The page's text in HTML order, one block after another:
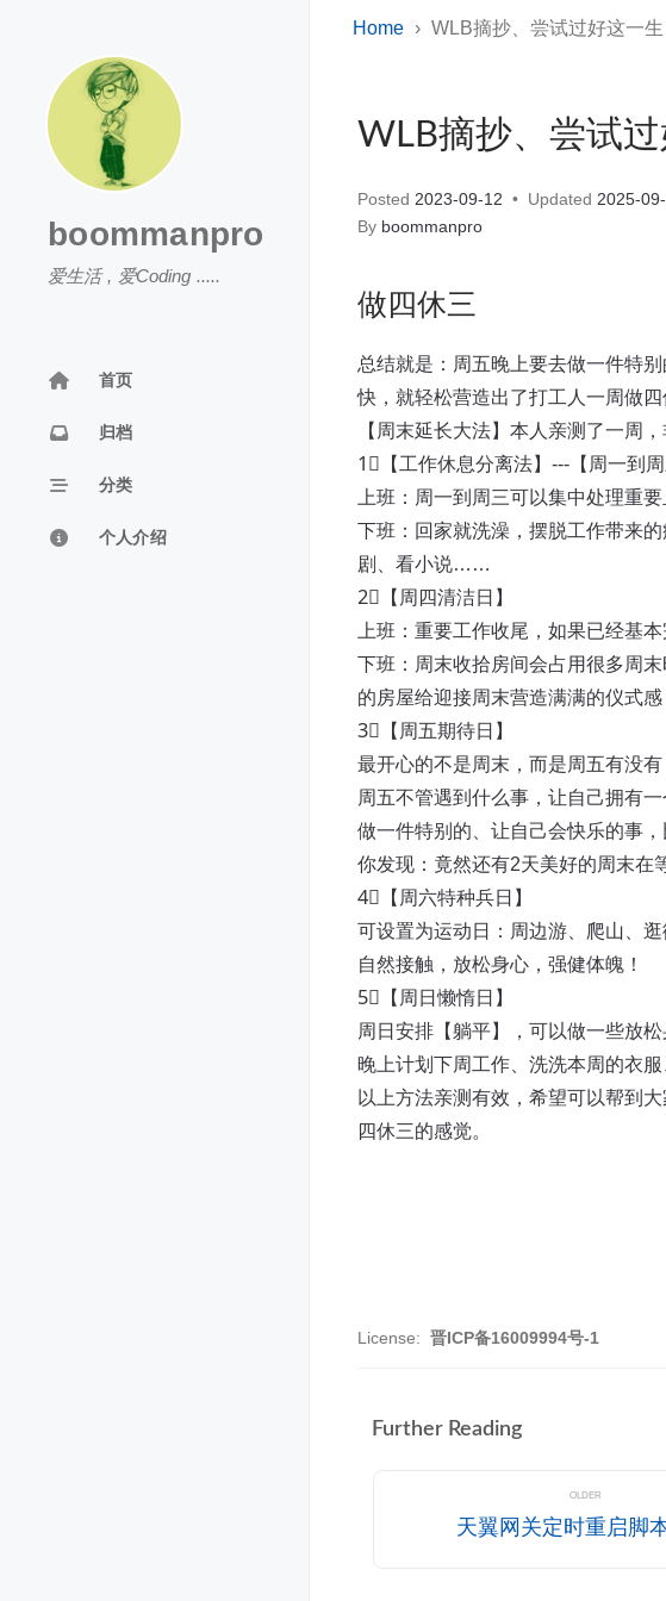
boommanpro
爱生活 , 爱Coding .....
首页
归档
分类
个人介绍
Home WLB摘抄、尝试过好这一生
WLB摘抄、尝试
Posted 2023-09-12 Updated 2025-
By boommanpro
做四休三
总结就是：周五晚上要去做一件特
快，就轻松营造出了打工人一周做四
【周末延长大法】本人亲测了一周
1⃣️【工作休息分离法】---【周一到周
上班：周一到周三可以集中处理重要
下班：回家就洗澡，摆脱工作带来
剧、看小说……
2⃣️【周四清洁日】
上班：重要工作收尾，如果已经基
下班：周末收拾房间会占用很多周
的房屋给迎接周末营造满满的仪式
3⃣️【周五期待日】
最开心的不是周末，而是周五有没
周五不管遇到什么事，让自己拥有
做一件特别的、让自己会快乐的事
你发现：竟然还有2天美好的周末在
4⃣️【周六特种兵日】
可设置为运动日：周边游、爬山、
自然接触，放松身心，强健体魄！
5⃣️【周日懒惰日】
周日安排【躺平】，可以做一些放
晚上计划下周工作、洗洗本周的衣
以上方法亲测有效，希望可以帮到
四休三的感觉。
License: 晋ICP备16009994号-1
Further Reading
OLDER
天翼网关定时重启脚